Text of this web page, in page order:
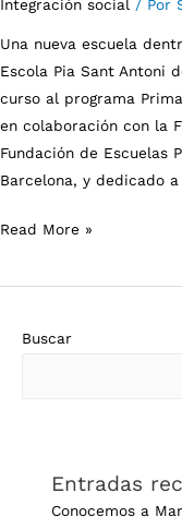
Integración social / Por
Una nueva escuela
Escola Pia Sant Antoni
curso al programa
en colaboración con la
Fundación de Escuelas
Barcelona, y dedicado
dentro
del
programa
social
Primaria
Musical
Read More »
Buscar
Entradas
Conocemos a